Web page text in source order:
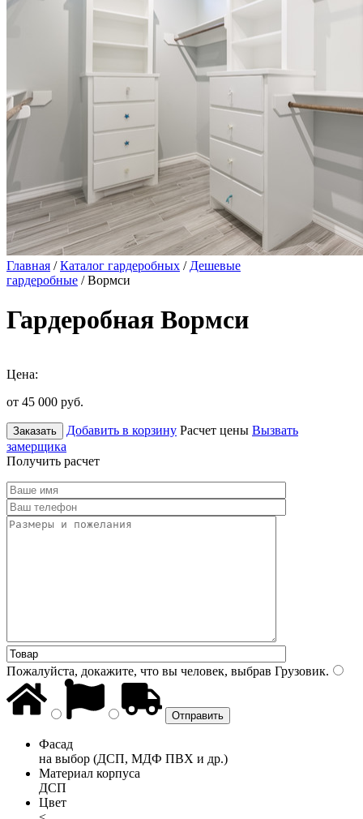
Главная /Каталог гардеробных / Дешевые
гардеробные / Вормси
Гардеробная Вормси
Цена:
от 45 000 руб.
Заказать Добавить в корзину Расчет цены Вызвать
замерщика
Получить расчет
Пожалуйста, докажите, что вы человек, выбрав Грузовик.
Фасад
на выбор (ДСП, МДФ ПВХ и др.)
Материал корпуса
ДСП
Цвет